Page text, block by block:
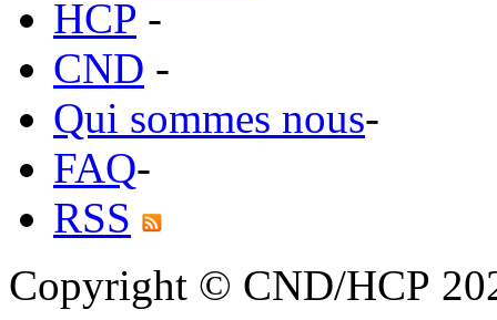
HCP -
CND -
Qui sommes nous-
FAQ-
RSS
Copyright © CND/HCP